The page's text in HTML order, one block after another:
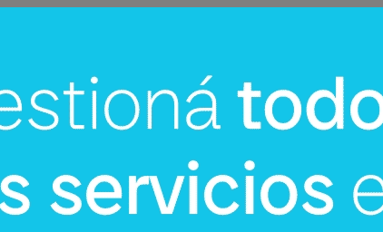
InfoNegocios Miami